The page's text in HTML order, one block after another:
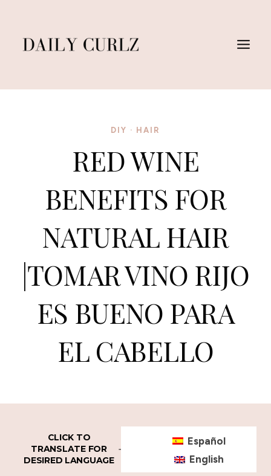
Contenido
DIY · HAIR
RED WINE
BENEFITS FOR
NATURAL HAIR
|TOMAR VINO RIJO
ES BUENO PARA
EL CABELLO
CLICK TO
TRANSLATE FOR
DESIRED LANGUAGE
Español
English